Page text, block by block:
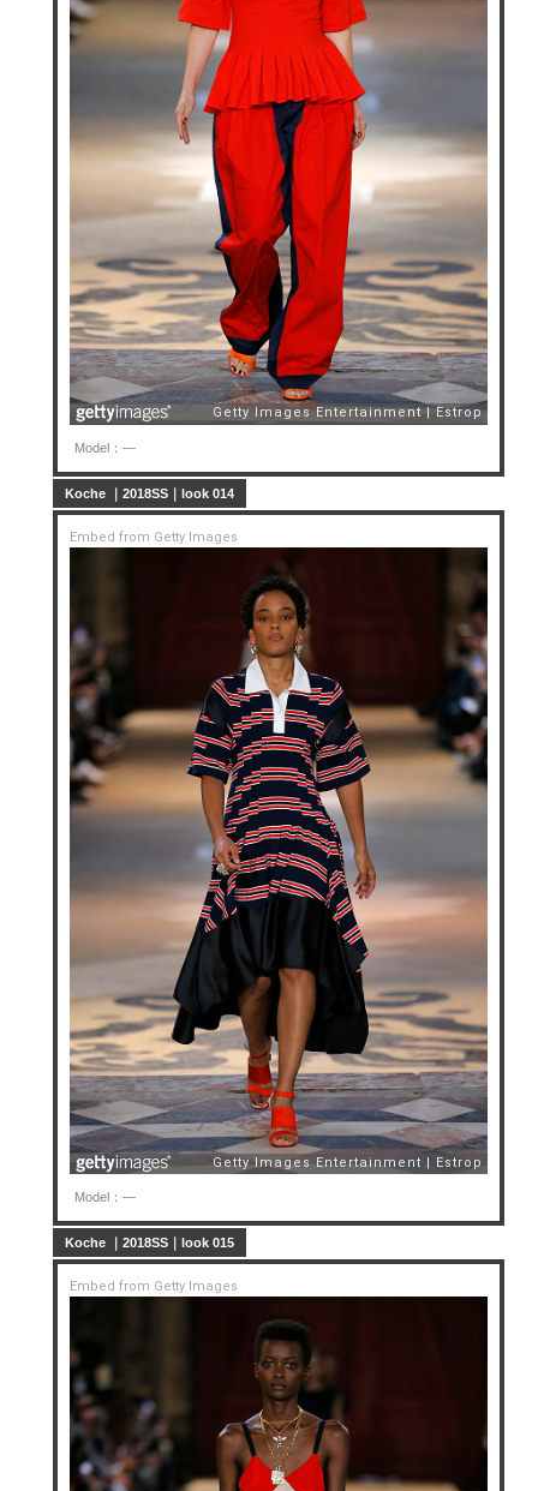
Model：—
Koche ｜2018SS｜look 014
Embed from Getty Images
Model：—
Koche ｜2018SS｜look 015
Embed from Getty Images